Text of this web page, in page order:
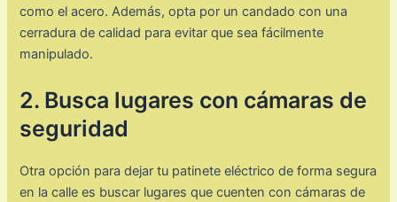
como el acero. Además, opta por un candado con una
cerradura de calidad para evitar que sea fácilmente
manipulado.
2. Busca lugares con cámaras de
seguridad
Otra opción para dejar tu patinete eléctrico de forma segura
en la calle es buscar lugares que cuenten con cámaras de